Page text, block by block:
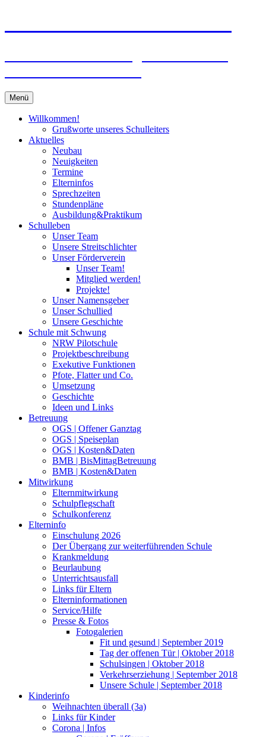
Menü
Willkommen!
Grußworte unseres Schulleiters
Aktuelles
Neubau
Neuigkeiten
Termine
Elterninfos
Sprechzeiten
Stundenpläne
Ausbildung&Praktikum
Schulleben
Unser Team
Unsere Streitschlichter
Unser Förderverein
Unser Team!
Mitglied werden!
Projekte!
Unser Namensgeber
Unser Schullied
Unsere Geschichte
Schule mit Schwung
NRW Pilotschule
Projektbeschreibung
Exekutive Funktionen
Pfote, Flatter und Co.
Umsetzung
Geschichte
Ideen und Links
Betreuung
OGS | Offener Ganztag
OGS | Speiseplan
OGS | Kosten&Daten
BMB | BisMittagBetreuung
BMB | Kosten&Daten
Mitwirkung
Elternmitwirkung
Schulpflegschaft
Schulkonferenz
Elterninfo
Einschulung 2026
Der Übergang zur weiterführenden Schule
Krankmeldung
Beurlaubung
Unterrichtsausfall
Links für Eltern
Elterninformationen
Service/Hilfe
Presse & Fotos
Fotogalerien
Fit und gesund | September 2019
Tag der offenen Tür | Oktober 2018
Schulsingen | Oktober 2018
Verkehrserziehung | September 2018
Unsere Schule | September 2018
Kinderinfo
Weihnachten überall (3a)
Links für Kinder
Corona | Infos